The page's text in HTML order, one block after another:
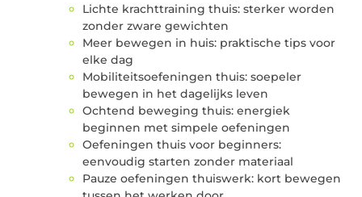
Lichte krachttraining thuis: sterker worden
zonder zware gewichten
Meer bewegen in huis: praktische tips voor
elke dag
Mobiliteitsoefeningen thuis: soepeler
bewegen in het dagelijks leven
Ochtend beweging thuis: energiek
beginnen met simpele oefeningen
Oefeningen thuis voor beginners:
eenvoudig starten zonder materiaal
Pauze oefeningen thuiswerk: kort bewegen